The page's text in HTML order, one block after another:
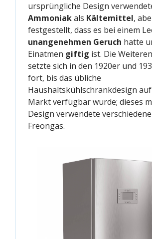
ursprüngliche Design
Ammoniakals Kältemittel,
festgestellt, dass es bei einem
unangenehmen Geruch hatte
Einatmen giftig ist. Die
setzte sich in den 1920er und
fort, bis das übliche
Haushaltskühlschrankdesign
Markt verfügbar wurde; dieses
Design verwendete
Freongas.